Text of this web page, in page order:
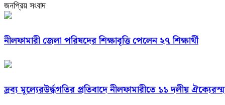
জনপ্রিয় সংবাদ
নীলফামারী জেলা পরিষদের শিক্ষাবৃত্তি পেলেন ২৭ শিক্ষার্থী
দ্রব্য মূল্যেরউর্দ্ধগতির প্রতিবাদে নীলফামারীতে ১১ দলীয়